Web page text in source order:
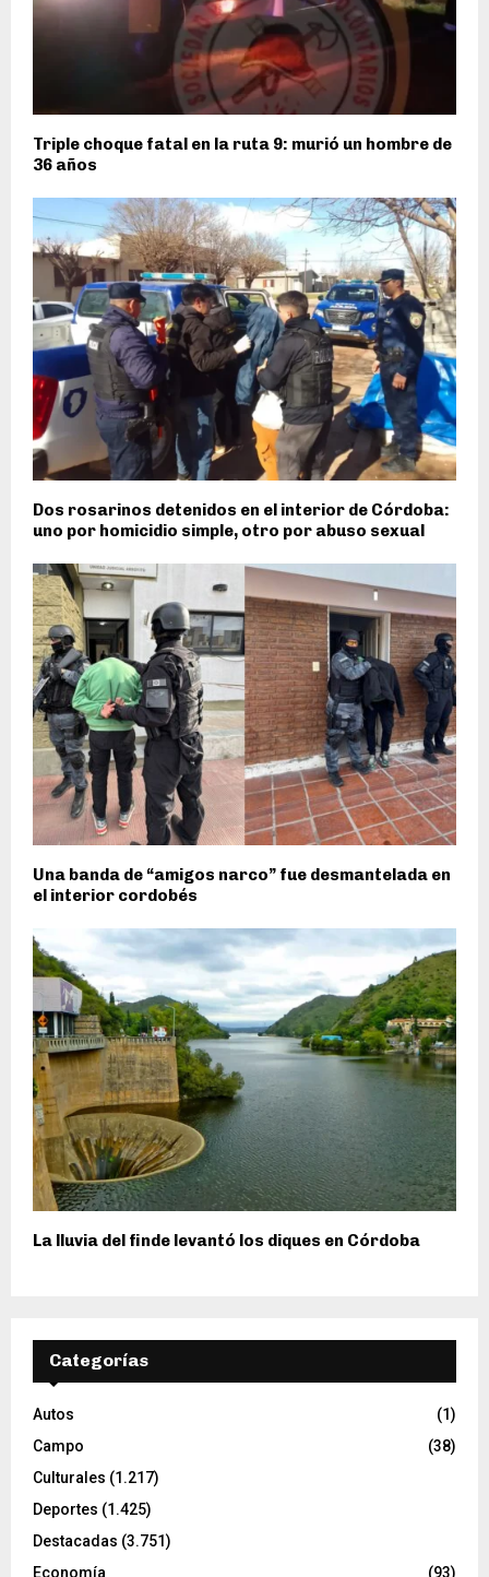
Triple choque fatal en la ruta 9: murió un hombre de
36 años
Dos rosarinos detenidos en el interior de Córdoba:
uno por homicidio simple, otro por abuso sexual
Una banda de “amigos narco” fue desmantelada en
el interior cordobés
La lluvia del finde levantó los diques en Córdoba
Categorías
Autos
(1)
Campo
(38)
Culturales (1.217)
Deportes (1.425)
Destacadas (3.751)
Economía
(93)